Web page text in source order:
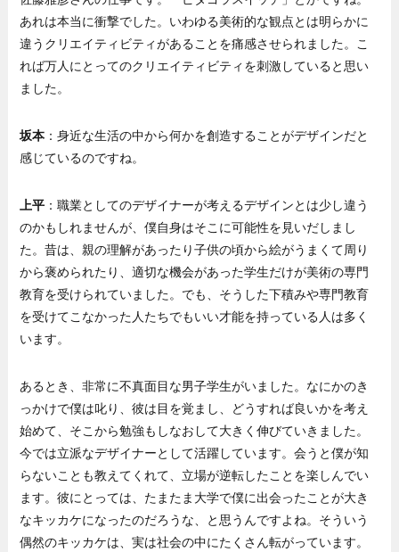
あれは本当に衝撃でした。いわゆる美術的な観点とは明らかに
違うクリエイティビティがあることを痛感させられました。こ
れば万人にとってのクリエイティビティを刺激していると思い
ました。
坂本 ：身近な生活の中から何かを創造することがデザインだと
感じているのですね。
上平 ：職業としてのデザイナーが考えるデザインとは少し違う
のかもしれませんが、僕自身はそこに可能性を見いだしまし
た。昔は、親の理解があったり子供の頃から絵がうまくて周り
から褒められたり、適切な機会があった学生だけが美術の専門
教育を受けられていました。でも、そうした下積みや専門教育
を受けてこなかった人たちでもいい才能を持っている人は多く
います。
あるとき、非常に不真面目な男子学生がいました。なにかのき
っかけで僕は叱り、彼は目を覚まし、どうすれば良いかを考え
始めて、そこから勉強もしなおして大きく伸びていきました。
今では立派なデザイナーとして活躍しています。会うと僕が知
らないことも教えてくれて、立場が逆転したことを楽しんでい
ます。彼にとっては、たまたま大学で僕に出会ったことが大き
なキッカケになったのだろうな、と思うんですよね。そういう
偶然のキッカケは、実は社会の中にたくさん転がっています。